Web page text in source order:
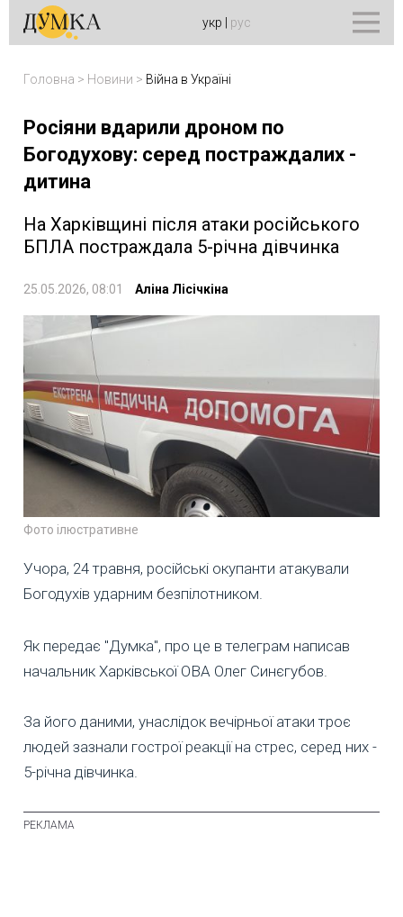
укр рус
Головна > Новини > Війна в Україні
Росіяни вдарили дроном по
Богодухову: серед постраждалих -
дитина
На Харківщині після атаки російського
БПЛА постраждала 5-річна дівчинка
25.05.2026, 08:01 Аліна Лісічкіна
Фото ілюстративне
Учора, 24 травня, російські окупанти атакували
Богодухів ударним безпілотником.
Як передає "Думка", про це в телеграм написав
начальник Харківської ОВА Олег Синєгубов.
За його даними, унаслідок вечірньої атаки троє
людей зазнали гострої реакції на стрес, серед них -
5-річна дівчинка.